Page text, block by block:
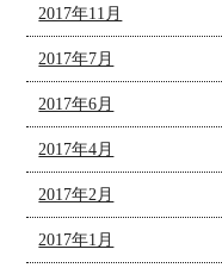
2017年11月
2017年7月
2017年6月
2017年4月
2017年2月
2017年1月